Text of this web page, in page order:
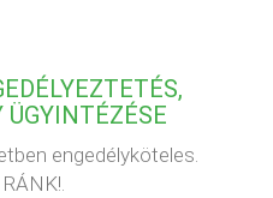
ÜGYINTÉZÉSE
engedélyköteles.